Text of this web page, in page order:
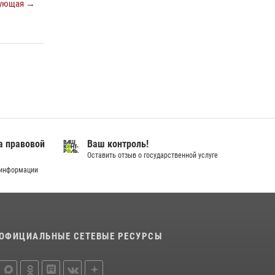
→
правовой
Ваш контроль!
Оставить отзыв о государственной услуге
СЕТЕВЫЕ РЕСУРСЫ